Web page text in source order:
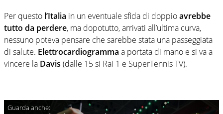
Per questo l’Italia in un eventuale sfida di doppioavrebbe
tutto da perdere, ma dopotutto, arrivati all’ultima curva,
nessuno poteva pensare che sarebbe stata una passeggiata
di salute. Elettrocardiogramma a portata di mano e si va a
vincere la Davis (dalle 15 si Rai 1 e SuperTennis TV).